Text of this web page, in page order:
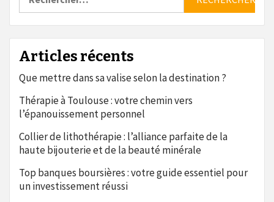
Articles récents
Que mettre dans sa valise selon la destination ?
Thérapie à Toulouse : votre chemin vers
l’épanouissement personnel
Collier de lithothérapie : l’alliance parfaite de la
haute bijouterie et de la beauté minérale
Top banques boursières : votre guide essentiel pour
un investissement réussi